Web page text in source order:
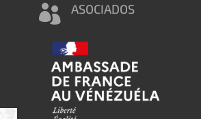
 ASOCIADOS